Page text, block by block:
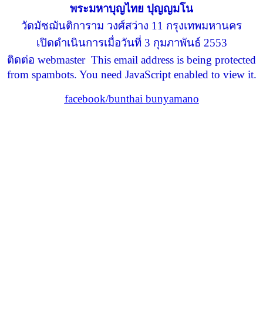
พระมหาบุญไทย ปุญญมโน
วัดมัชฌันติการาม วงศ์สว่าง 11 กรุงเทพมหานคร
เปิดดำเนินการเมื่อวันที่ 3 กุมภาพันธ์ 2553
ติดต่อ webmaster This email address is being protected
from spambots. You need JavaScript enabled to view it.
facebook/bunthai bunyamano